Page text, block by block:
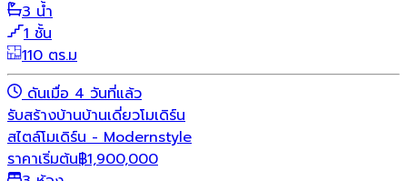
3 น้ำ
1 ชั้น
110 ตร.ม
ดันเมื่อ 4 วันที่แล้ว
รับสร้างบ้านบ้านเดี่ยวโมเดิร์น
สไตล์โมเดิร์น - Modernstyle
ราคาเริ่มต้น฿1,900,000